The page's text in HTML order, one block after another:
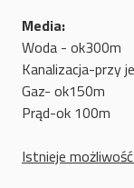
Media:
Woda - ok300m
Kanalizacja-przy
Gaz- ok150m
Prąd-ok 100m
Istnieje